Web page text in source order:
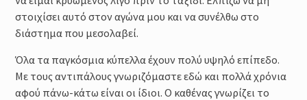
στοιχίσει αυτό στον αγώνα μου και να συνέλθω στο
διάστημα που μεσολαβεί.
Όλα τα παγκόσμια κύπελλα έχουν πολύ υψηλό επίπεδο.
Με τους αντιπάλους γνωριζόμαστε εδώ και πολλά χρόνια
αφού πάνω-κάτω είναι οι ίδιοι. Ο καθένας γνωρίζει το